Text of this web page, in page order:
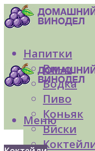
Напитки
Вино
Водка
Пиво
Коньяк
Виски
Меню